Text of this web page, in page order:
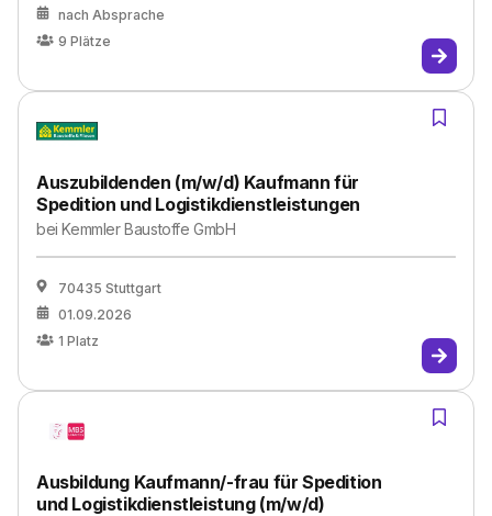
nach Absprache
9 Plätze
Auszubildenden (m/w/d) Kaufmann für
Spedition und Logistikdienstleistungen
beiKemmler Baustoffe GmbH
70435 Stuttgart
01.09.2026
1 Platz
Ausbildung Kaufmann/-frau für Spedition
und Logistikdienstleistung (m/w/d)